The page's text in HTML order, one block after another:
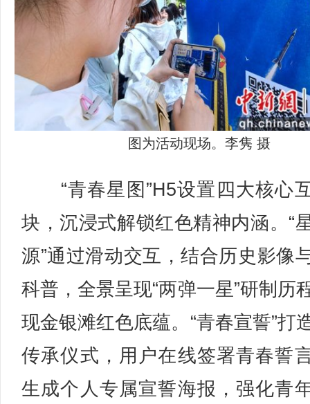
图为活动现场。李隽 摄
“青春星图”H5设置四大核心
块，沉浸式解锁红色精神内涵。“
源”通过滑动交互，结合历史影像
科普，全景呈现“两弹一星”研制历
现金银滩红色底蕴。“青春宣誓”打
传承仪式，用户在线签署青春誓
生成个人专属宣誓海报，强化青